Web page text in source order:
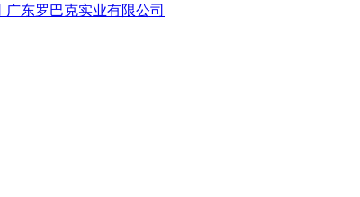
广东罗巴克实业有限公司